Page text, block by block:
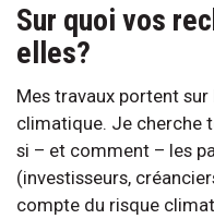
Sur quoi vos
elles?
Mes travaux portent
climatique. Je cherche
si – et comment – les
(investisseurs,
compte du risque